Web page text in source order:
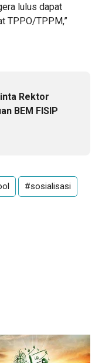
lulus dapat
TPPO/TPPM,”
Rektor
BEM FISIP
#sosialisasi